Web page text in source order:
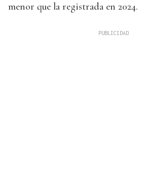
menor que la registrada en 2024.